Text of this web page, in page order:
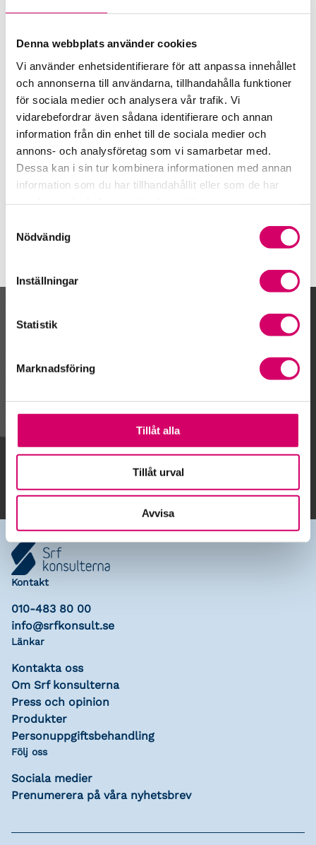
Denna webbplats använder cookies
Vi använder enhetsidentifierare för att anpassa innehållet
och annonserna till användarna, tillhandahålla funktioner
för sociala medier och analysera vår trafik. Vi
vidarebefordrar även sådana identifierare och annan
information från din enhet till de sociala medier och
annons- och analysföretag som vi samarbetar med.
Dessa kan i sin tur kombinera informationen med annan
information som du har tillhandahållit eller som de har
Nödvändig
Inställningar
Statistik
Marknadsföring
Tillåt alla
Tillåt urval
Avvisa
Iwona Blomqvist
Srf Auktoriserade konsulter
Iwona Blomqvist
Auktoriserad Lönekonsult
Skicka e-post
Kalendarium
Gå till kalendariet
Lägg till i kalender
Kontakt
010-483 80 00
info@srfkonsult.se
Länkar
Kontakta oss
Om Srf konsulterna
Press och opinion
Produkter
Personuppgiftsbehandling
Följ oss
Sociala medier
Prenumerera på våra nyhetsbrev